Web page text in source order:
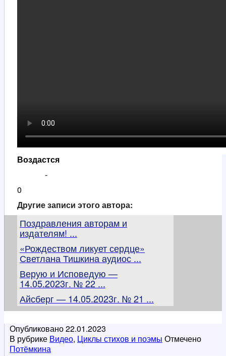
Воздастся
-
0
Другие записи этого автора:
Поздравления авторам и
издателям! ...
«Рождеством ликует сердце»
Светлана Тишкина аудиос ...
Верую и Исповедую —
14.05.2023г. № 22 ...
Айсберг — 14.05.2023г. № 21 ...
Опубликовано22.01.2023
В рубрике Видео, Циклы стихов и поэмы Отмечено
Потёмкина